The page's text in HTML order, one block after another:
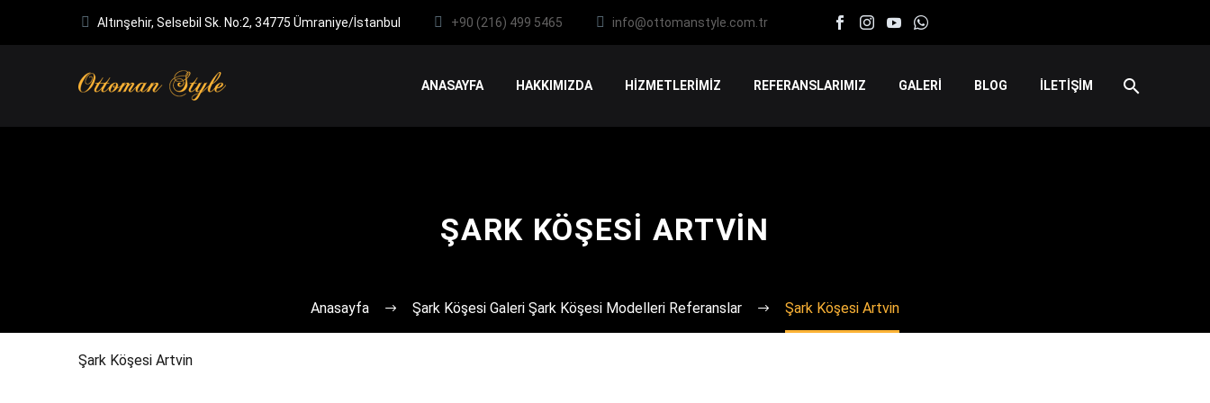
Altınşehir, Selsebil Sk. No:2, 34775 Ümraniye/İstanbul +90 (216) 499 5465 info@ottomanstyle.com.tr
ANASAYFA HAKKIMIZDA HİZMETLERİMİZ REFERANSLARIMIZ GALERİ BLOG İLETİŞİM
ŞARK KÖŞESI ARTVIN
Anasayfa Şark Köşesi Galeri Şark Köşesi Modelleri Referanslar Şark Köşesi Artvin
Şark Köşesi Artvin